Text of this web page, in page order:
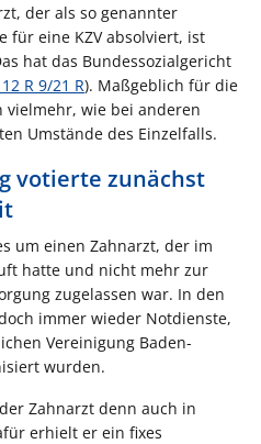
der als so genannter
für eine KZV absolviert, ist
hat das Bundessozialgericht
R 9/21 R). Maßgeblich für die
vielmehr, wie bei anderen
Umstände des Einzelfalls.
votierte zunächst
um einen Zahnarzt, der im
hatte und nicht mehr zur
zugelassen war. In den
immer wieder Notdienste,
Vereinigung Baden-
wurden.
Zahnarzt denn auch in
erhielt er ein fixes